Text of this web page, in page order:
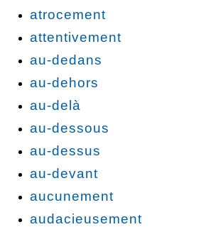
atrocement
attentivement
au-dedans
au-dehors
au-delà
au-dessous
au-dessus
au-devant
aucunement
audacieusement